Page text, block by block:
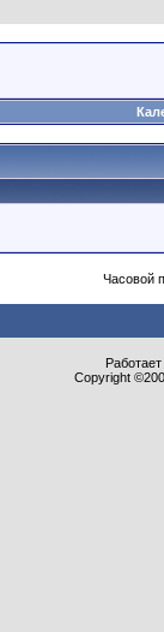
Часовой
Copyright